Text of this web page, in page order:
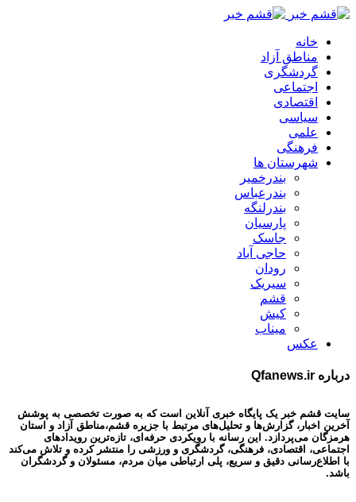
خانه
مناطق آزاد
گردشگری
اجتماعی
اقتصادی
سیاسی
علمی
فرهنگی
شهرستان ها
بندرخمیر
بندرعباس
بندرلنگه
پارسیان
جاسک
حاجی آباد
رودان
سیریک
قشم
کیش
میناب
عکس
درباره Qfanews.ir
سایت قشم خبر یک پایگاه خبری آنلاین است که به صورت تخصصی به پوشش
آخرین اخبار، گزارش‌ها و تحلیل‌های مرتبط با جزیره قشم،مناطق آزاد و استان
هرمزگان می‌پردازد. این رسانه با رویکردی حرفه‌ای، تازه‌ترین رویدادهای
اجتماعی، اقتصادی، فرهنگی، گردشگری و ورزشی را منتشر کرده و تلاش می‌کند
با اطلاع‌رسانی دقیق و سریع، پلی ارتباطی میان مردم، مسئولان و گردشگران
باشد.